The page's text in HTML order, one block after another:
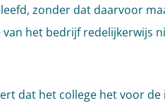
zonder dat daarvoor
het bedrijf redelijkerwijs
dat het college het voor